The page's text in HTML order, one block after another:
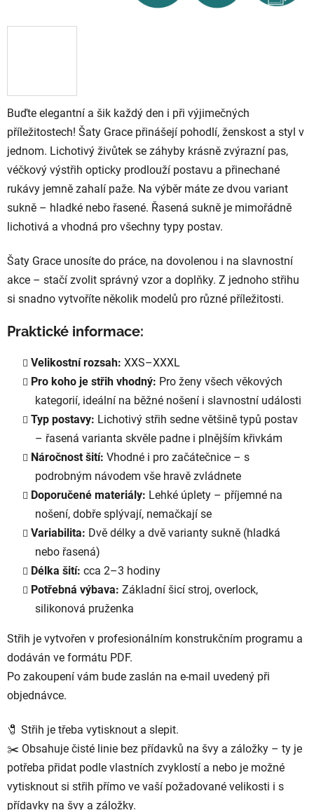
Buďte elegantní a šik každý den i při výjimečných
příležitostech! Šaty Grace přinášejí pohodlí, ženskost a styl v
jednom. Lichotivý živůtek se záhyby krásně zvýrazní pas,
véčkový výstřih opticky prodlouží postavu a přinechané
rukávy jemně zahalí paže. Na výběr máte ze dvou variant
sukně – hladké nebo řasené. Řasená sukně je mimořádně
lichotivá a vhodná pro všechny typy postav.
Šaty Grace unosíte do práce, na dovolenou i na slavnostní
akce – stačí zvolit správný vzor a doplňky. Z jednoho střihu
si snadno vytvoříte několik modelů pro různé příležitosti.
Praktické informace:
Velikostní rozsah: XXS–XXXL
Pro koho je střih vhodný: Pro ženy všech věkových
kategorií, ideální na běžné nošení i slavnostní události
Typ postavy: Lichotivý střih sedne většině typů postav
– řasená varianta skvěle padne i plnějším křivkám
Náročnost šití: Vhodné i pro začátečnice – s
podrobným návodem vše hravě zvládnete
Doporučené materiály: Lehké úplety – příjemné na
nošení, dobře splývají, nemačkají se
Variabilita: Dvě délky a dvě varianty sukně (hladká
nebo řasená)
Délka šití: cca 2–3 hodiny
Potřebná výbava: Základní šicí stroj, overlock,
silikonová pruženka
Střih je vytvořen v profesionálním konstrukčním programu a
dodáván ve formátu PDF.
Po zakoupení vám bude zaslán na e-mail uvedený při
objednávce.
🧷 Střih je třeba vytisknout a slepit.
✂️ Obsahuje čisté linie bez přídavků na švy a záložky – ty je
potřeba přidat podle vlastních zvyklostí a nebo je možné
vytisknout si střih přímo ve vaší požadované velikosti i s
přídavky na švy a záložky.